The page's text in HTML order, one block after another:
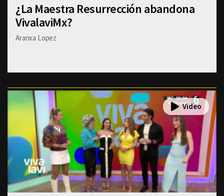
¿La Maestra Resurrección abandona
VivalaviMx?
Aranxa Lopez